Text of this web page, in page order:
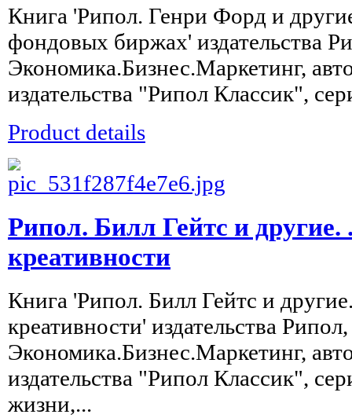
Книга 'Рипол. Генри Форд и
фондовых биржах' издательства
Экономика.Бизнес.Маркетинг,
издательства "Рипол Классик",
Product details
Рипол. Билл Гейтс и другие.
креативности
Книга 'Рипол. Билл Гейтс и
креативности' издательства
Экономика.Бизнес.Маркетинг,
издательства "Рипол Классик",
жизни,...